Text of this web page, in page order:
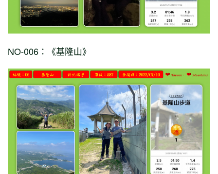
NO-006：《基隆山》